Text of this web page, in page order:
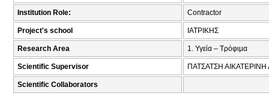
Institution Role: Contractor
Project's school ΙΑΤΡΙΚΗΣ
Research Area 1. Υγεία – Τρόφιμα
Scientific Supervisor ΠΑΤΣΑΤΣΗ
Scientific Collaborators